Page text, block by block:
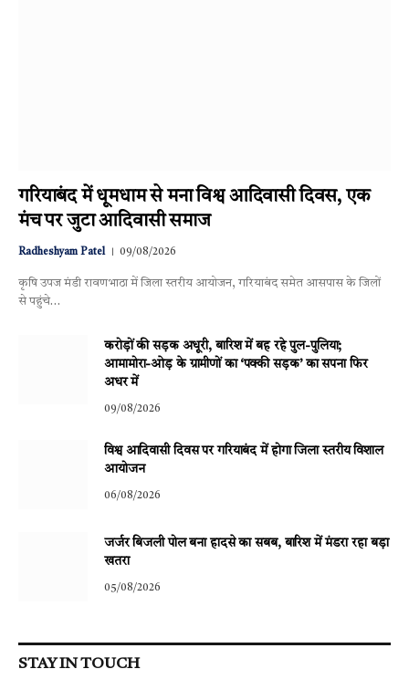
गरियाबंद में धूमधाम से मना विश्व आदिवासी दिवस, एक
मंच पर जुटा आदिवासी समाज
Radheshyam Patel 09/08/2026
कृषि उपज मंडी रावणभाठा में जिला स्तरीय आयोजन, गरियाबंद समेत आसपास के जिलों
से पहुंचे…
करोड़ों की सड़क अधूरी, बारिश में बह रहे पुल-पुलिया;
आमामोरा-ओड़ के ग्रामीणों का ‘पक्की सड़क’ का सपना फिर
अधर में
09/08/2026
विश्व आदिवासी दिवस पर गरियाबंद में होगा जिला स्तरीय विशाल
आयोजन
06/08/2026
जर्जर बिजली पोल बना हादसे का सबब, बारिश में मंडरा रहा बड़ा
खतरा
05/08/2026
STAY IN TOUCH